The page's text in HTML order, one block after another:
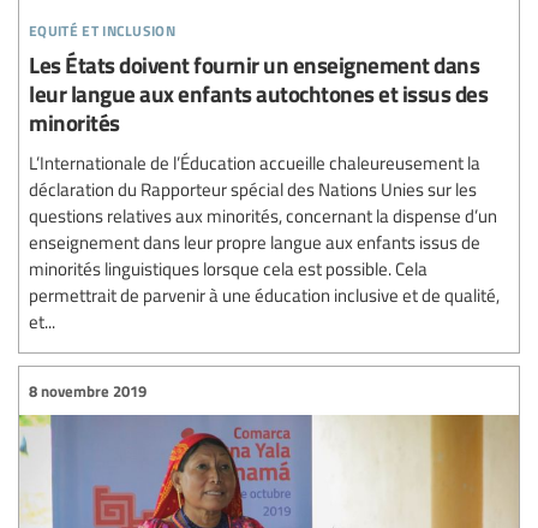
equité et inclusion
Les États doivent fournir un enseignement dans
leur langue aux enfants autochtones et issus des
minorités
L’Internationale de l’Éducation accueille chaleureusement la
déclaration du Rapporteur spécial des Nations Unies sur les
questions relatives aux minorités, concernant la dispense d’un
enseignement dans leur propre langue aux enfants issus de
minorités linguistiques lorsque cela est possible. Cela
permettrait de parvenir à une éducation inclusive et de qualité,
et...
8 novembre 2019